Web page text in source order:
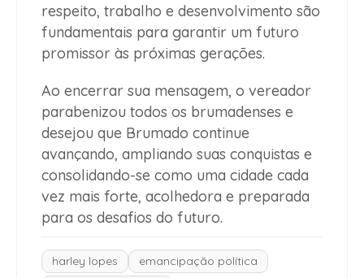
respeito, trabalho e desenvolvimento são
fundamentais para garantir um futuro
promissor às próximas gerações.
Ao encerrar sua mensagem, o vereador
parabenizou todos os brumadenses e
desejou que Brumado continue
avançando, ampliando suas conquistas e
consolidando-se como uma cidade cada
vez mais forte, acolhedora e preparada
para os desafios do futuro.
harley lopes
emancipação política